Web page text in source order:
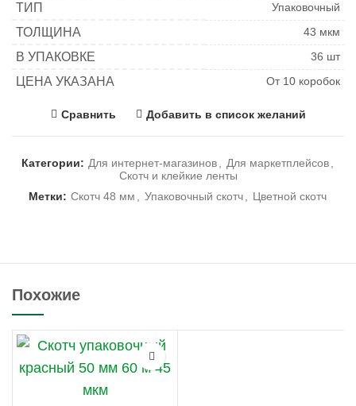
ТИП Упаковочный
ТОЛЩИНА 43 мкм
В УПАКОВКЕ 36 шт
ЦЕНА УКАЗАНА От 10 коробок
Сравнить Добавить в список желаний
Категории: Для интернет-магазинов Для маркетплейсов
Скотч и клейкие ленты
Метки: Скотч 48 мм Упаковочный скотч Цветной скотч
Похожие